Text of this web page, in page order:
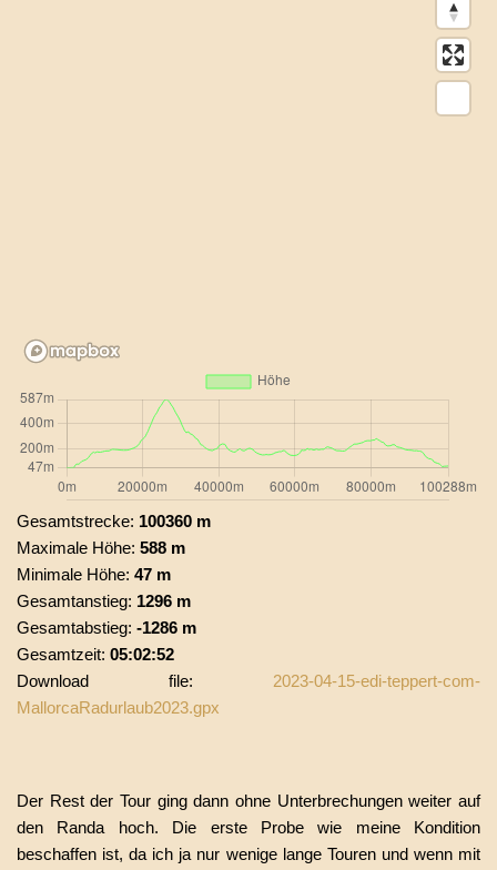
Gesamtstrecke: 100360 m
Maximale Höhe: 588 m
Minimale Höhe: 47 m
Gesamtanstieg: 1296 m
Gesamtabstieg: -1286 m
Gesamtzeit: 05:02:52
Download file: 2023-04-15-edi-teppert-com-
MallorcaRadurlaub2023.gpx
Der Rest der Tour ging dann ohne Unterbrechungen weiter auf
den Randa hoch. Die erste Probe wie meine Kondition
beschaffen ist, da ich ja nur wenige lange Touren und wenn mit